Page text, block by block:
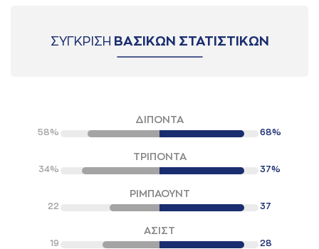
ΣΥΓΚΡΙΣΗ ΒΑΣΙΚΩΝ ΣΤΑΤΙΣΤΙΚΩΝ
ΔΙΠΟΝΤΑ
58% 68%
ΤΡΙΠΟΝΤΑ
34% 37%
ΡΙΜΠΑΟΥΝΤ
22 37
ΑΣΙΣΤ
19 28